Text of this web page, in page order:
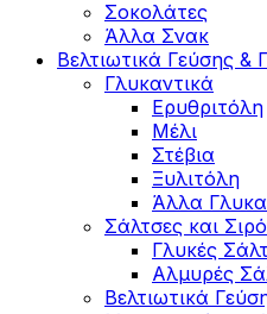
Σοκολάτες
Άλλα Σνακ
Βελτιωτικά Γεύσης &
Γλυκαντικά
Ερυθριτόλη
Μέλι
Στέβια
Ξυλιτόλη
Άλλα
Σάλτσες και
Γλυκές
Αλμυρές
Bελτιωτικά